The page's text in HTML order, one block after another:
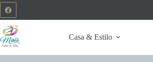
Casa & Estilo